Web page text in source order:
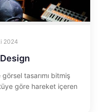
2024
tasarımı bitmiş
göre hareket içeren